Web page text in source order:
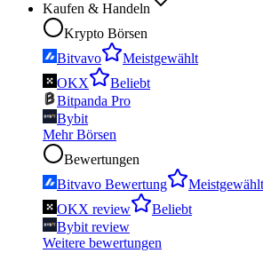
Kaufen & Handeln
Krypto Börsen
Bitvavo
Meistgewählt
OKX
Beliebt
Bitpanda Pro
Bybit
Mehr Börsen
Bewertungen
Bitvavo Bewertung
Meistgewählt
OKX review
Beliebt
Bybit review
Weitere bewertungen